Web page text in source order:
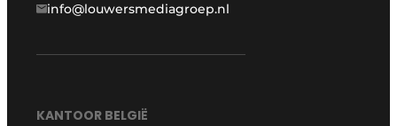
info@louwersmediagroep.nl
KANTOOR BELGIË